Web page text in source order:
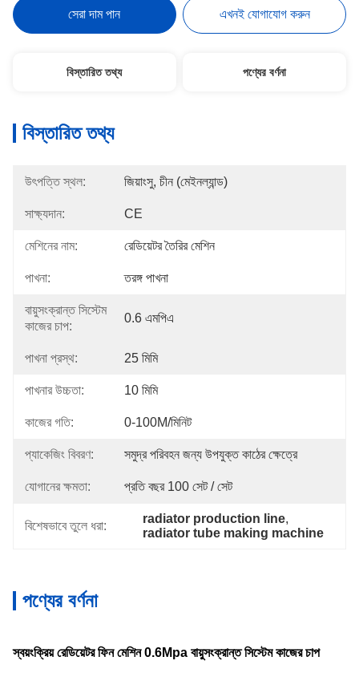
সেরা দাম পান এখনই যোগাযোগ করুন
বিস্তারিত তথ্য পণ্যের বর্ণনা
বিস্তারিত তথ্য
উৎপত্তি স্থল: জিয়াংসু, চীন (মেইনল্যান্ড)
সাক্ষ্যদান: CE
মেশিনের নাম: রেডিয়েটর তৈরির মেশিন
পাখনা: তরঙ্গ পাখনা
বায়ুসংক্রান্ত সিস্টেম
কাজের চাপ:
0.6 এমপিএ
পাখনা প্রস্থ: 25 মিমি
পাখনার উচ্চতা: 10 মিমি
কাজের গতি: 0-100M/মিনিট
প্যাকেজিং বিবরণ: সমুদ্র পরিবহন জন্য উপযুক্ত কাঠের ক্ষেত্রে
যোগানের ক্ষমতা: প্রতি বছর 100 সেট / সেট
বিশেষভাবে তুলে ধরা:
radiator production line,
radiator tube making machine
পণ্যের বর্ণনা
স্বয়ংক্রিয় রেডিয়েটর ফিন মেশিন 0.6Mpa বায়ুসংক্রান্ত সিস্টেম কাজের চাপ